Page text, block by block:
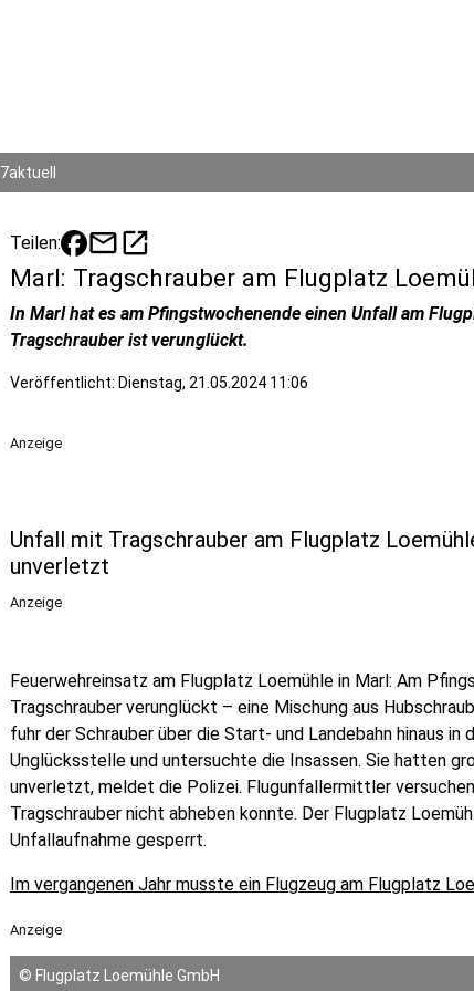
7aktuell
Teilen: mailopen_in_new
Marl: Tragschrauber am Flugplatz
In Marl hat es am Pfingstwochenende einen Unfall am
Tragschrauber ist verunglückt.
Veröffentlicht: Dienstag, 21.05.2024 11:06
Anzeige
Unfall mit Tragschrauber am Flugplatz
unverletzt
Anzeige
Feuerwehreinsatz am Flugplatz Loemühle in Marl: Am
Tragschrauber verunglückt – eine Mischung aus
fuhr der Schrauber über die Start- und Landebahn hinaus in
Unglücksstelle und untersuchte die Insassen. Sie hatten
unverletzt, meldet die Polizei. Flugunfallermittler
Tragschrauber nicht abheben konnte. Der Flugplatz
Unfallaufnahme gesperrt.
Im vergangenen Jahr musste ein Flugzeug am Flugplatz
Anzeige
© Flugplatz Loemühle GmbH